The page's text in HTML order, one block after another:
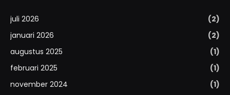
juli 2026
(2)
januari 2026
(2)
augustus 2025
(1)
februari 2025
(1)
november 2024
(1)